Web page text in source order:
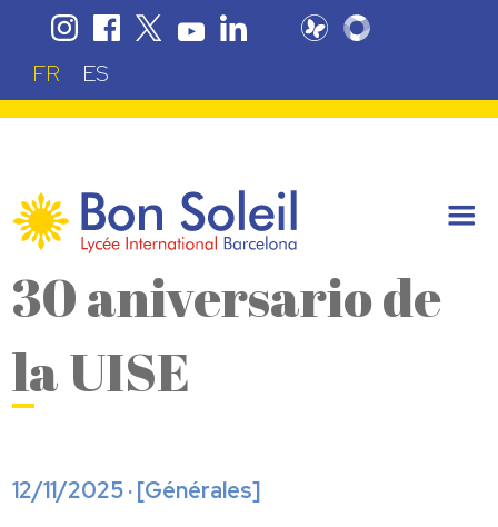
FR ES
30 aniversario de
la UISE
12/11/2025 · [Générales]